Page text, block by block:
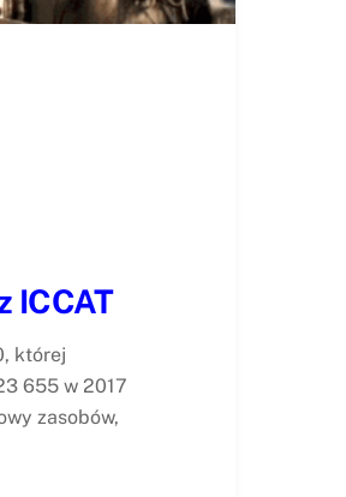
ICCAT
której
655 w 2017
zasobów,